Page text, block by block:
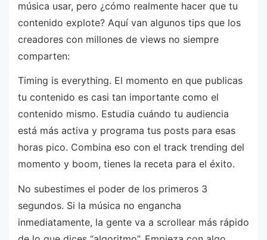
música usar, pero ¿cómo realmente hacer que tu
contenido explote? Aquí van algunos tips que los
creadores con millones de views no siempre
comparten:
Timing is everything. El momento en que publicas
tu contenido es casi tan importante como el
contenido mismo. Estudia cuándo tu audiencia
está más activa y programa tus posts para esas
horas pico. Combina eso con el track trending del
momento y boom, tienes la receta para el éxito.
No subestimes el poder de los primeros 3
segundos. Si la música no engancha
inmediatamente, la gente va a scrollear más rápido